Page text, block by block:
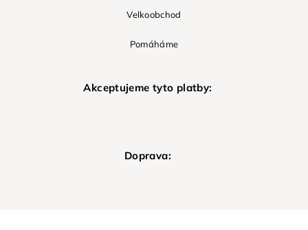
Velkoobchod
Pomáháme
Akceptujeme tyto platby:
Doprava: